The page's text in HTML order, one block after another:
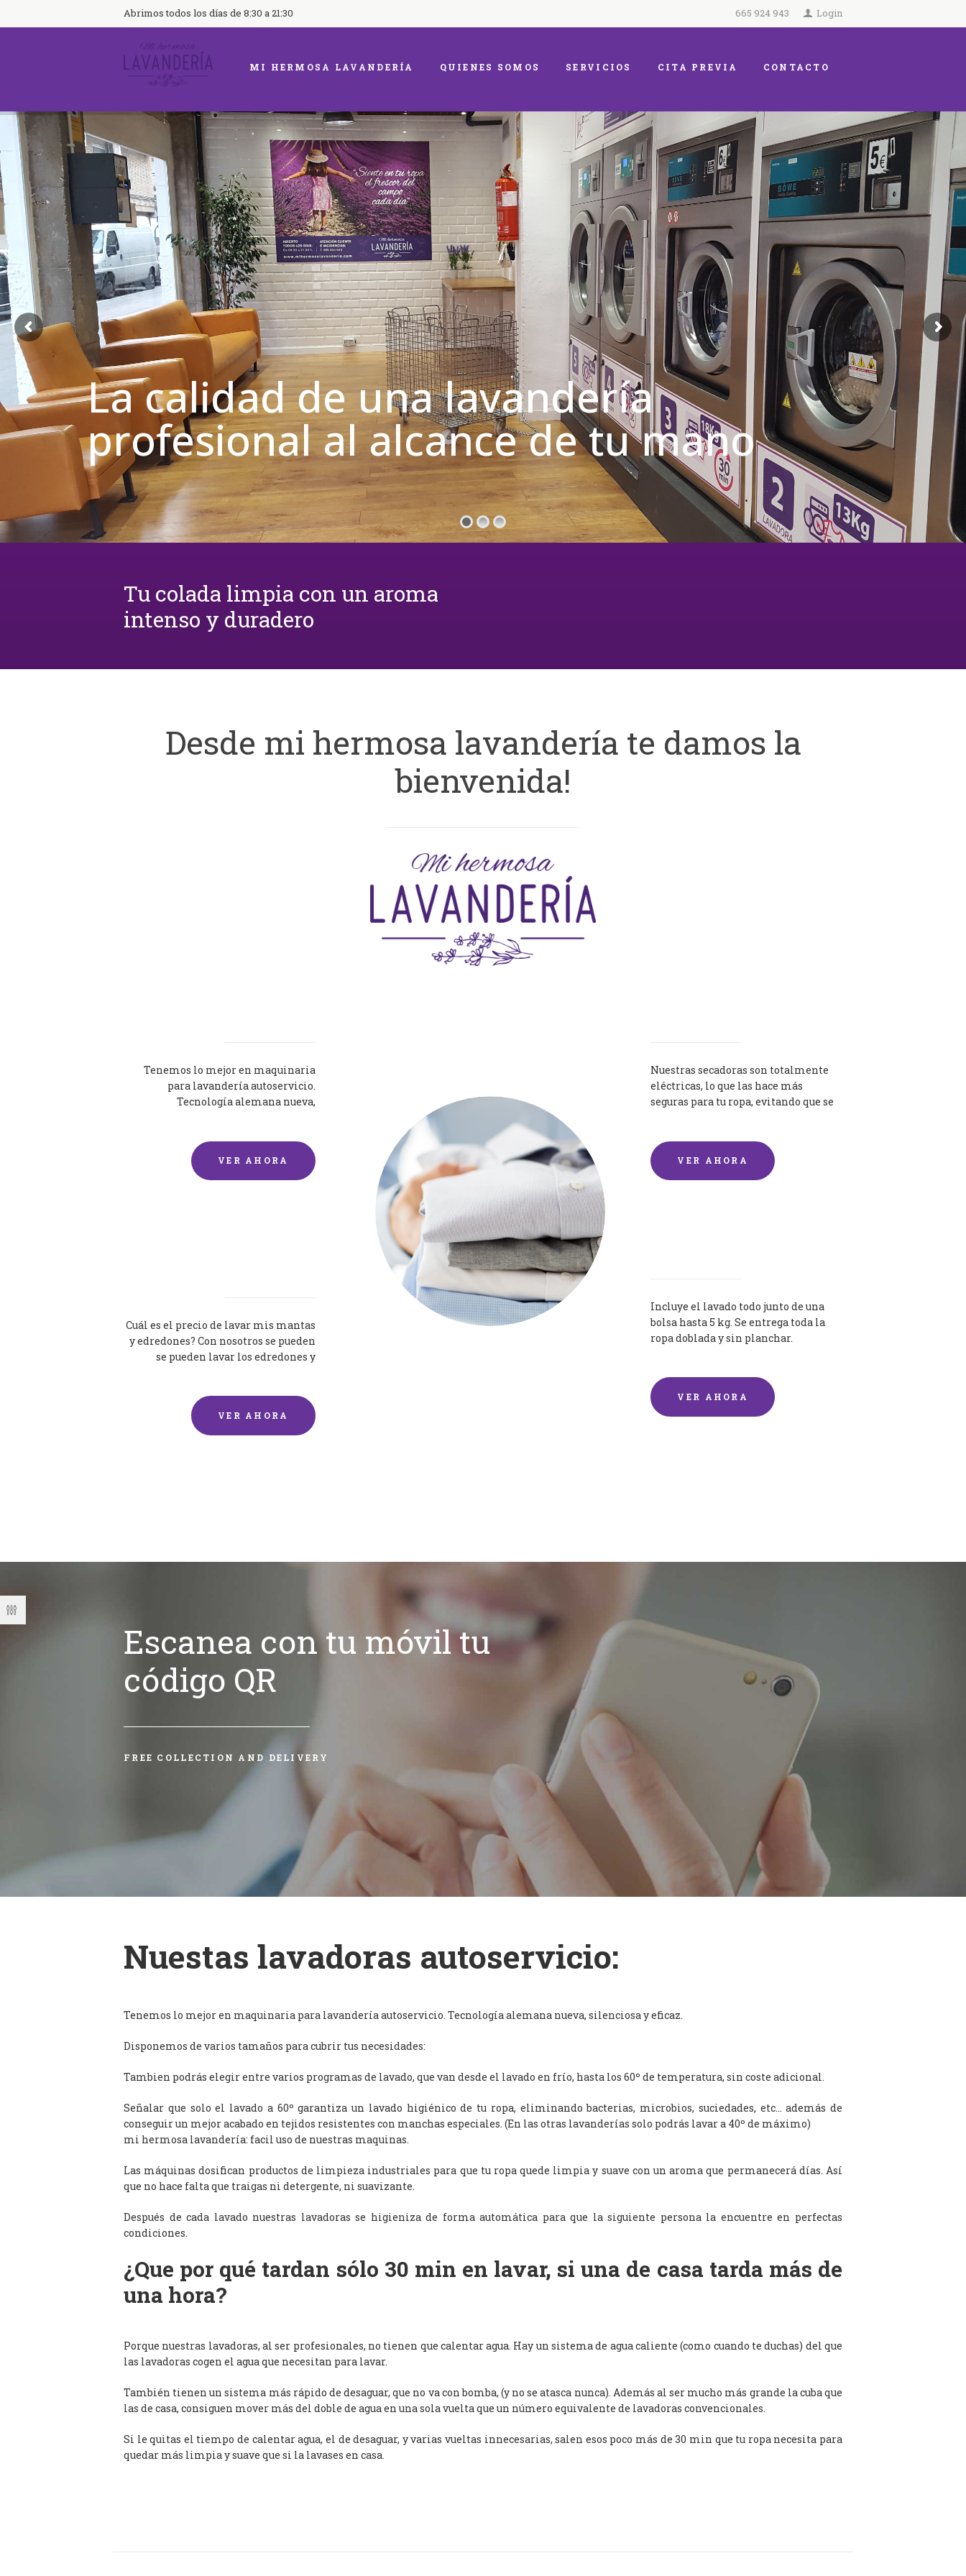
Abrimos todos los días de 8:30 a 21:30 665 924 943 Login
MI HERMOSA LAVANDERÍA QUIENES SOMOS SERVICIOS CITA PREVIA CONTACTO
La calidad de una lavandería
profesional al alcance de tu mano
Tu colada limpia con un aroma
intenso y duradero
Desde mi hermosa lavandería te damos la
bienvenida!
Tenemos lo mejor en maquinaria
para lavandería autoservicio.
Tecnología alemana nueva,
VER AHORA
Nuestras secadoras son totalmente
eléctricas, lo que las hace más
seguras para tu ropa, evitando que se
VER AHORA
Cuál es el precio de lavar mis mantas
y edredones? Con nosotros se pueden
se pueden lavar los edredones y
VER AHORA
Incluye el lavado todo junto de una
bolsa hasta 5 kg. Se entrega toda la
ropa doblada y sin planchar.
VER AHORA
Escanea con tu móvil tu
código QR
FREE COLLECTION AND DELIVERY
Nuestas lavadoras autoservicio:
Tenemos lo mejor en maquinaria para lavandería autoservicio. Tecnología alemana nueva, silenciosa y eficaz.
Disponemos de varios tamaños para cubrir tus necesidades:
Tambien podrás elegir entre varios programas de lavado, que van desde el lavado en frío, hasta los 60º de temperatura, sin coste adicional.
Señalar que solo el lavado a 60º garantiza un lavado higiénico de tu ropa, eliminando bacterias, microbios, suciedades, etc… además de
conseguir un mejor acabado en tejidos resistentes con manchas especiales. (En las otras lavanderías solo podrás lavar a 40º de máximo)
mi hermosa lavandería: facil uso de nuestras maquinas.
Las máquinas dosifican productos de limpieza industriales para que tu ropa quede limpia y suave con un aroma que permanecerá días. Así
que no hace falta que traigas ni detergente, ni suavizante.
Después de cada lavado nuestras lavadoras se higieniza de forma automática para que la siguiente persona la encuentre en perfectas
condiciones.
¿Que por qué tardan sólo 30 min en lavar, si una de casa tarda más de
una hora?
Porque nuestras lavadoras, al ser profesionales, no tienen que calentar agua. Hay un sistema de agua caliente (como cuando te duchas) del que
las lavadoras cogen el agua que necesitan para lavar.
También tienen un sistema más rápido de desaguar, que no va con bomba, (y no se atasca nunca). Además al ser mucho más grande la cuba que
las de casa, consiguen mover más del doble de agua en una sola vuelta que un número equivalente de lavadoras convencionales.
Si le quitas el tiempo de calentar agua, el de desaguar, y varias vueltas innecesarias, salen esos poco más de 30 min que tu ropa necesita para
quedar más limpia y suave que si la lavases en casa.